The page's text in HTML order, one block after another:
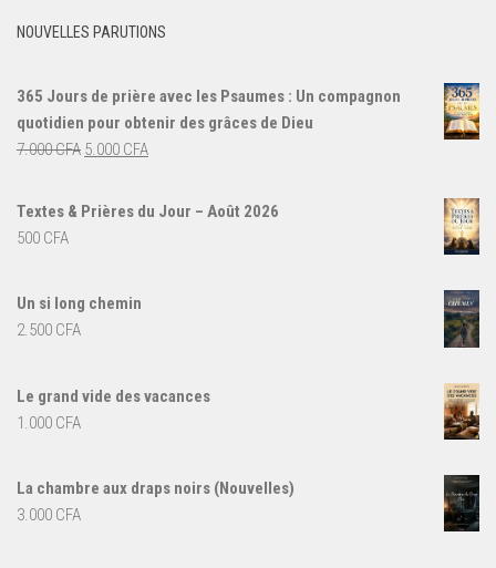
NOUVELLES PARUTIONS
365 Jours de prière avec les Psaumes : Un compagnon
quotidien pour obtenir des grâces de Dieu
7.000CFA Le
initial
5.000 CFALe
actuel
Textes & Prières du Jour – Août 2026
500 CFA
Un si long chemin
2.500 CFA
Le grand vide des vacances
1.000 CFA
La chambre aux draps noirs (Nouvelles)
3.000 CFA